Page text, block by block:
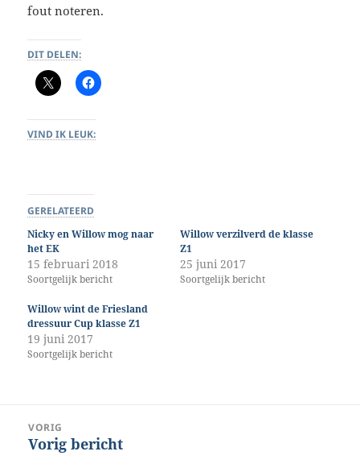
fout noteren.
DIT DELEN:
VIND IK LEUK:
GERELATEERD
Nicky en Willow mog naar
het EK
15 februari 2018
Soortgelijk bericht
Willow verzilverd de klasse
Z1
25 juni 2017
Soortgelijk bericht
Willow wint de Friesland
dressuur Cup klasse Z1
19 juni 2017
Soortgelijk bericht
BerichtVORIG
Vorig
Vorig bericht